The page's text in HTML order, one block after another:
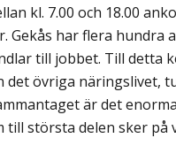
kl. 7.00 och 18.00
Gekås har flera hundra
till jobbet. Till detta
övriga näringslivet,
är det enorma
största delen sker på